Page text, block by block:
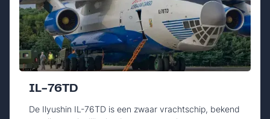
IL-76TD
De Ilyushin IL-76TD is een zwaar vrachtschip, bekend